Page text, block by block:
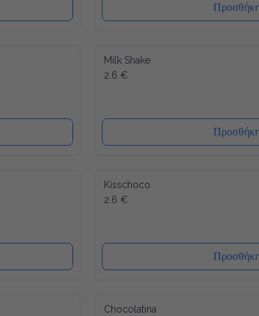
Προσθήκη
Milk Shake
2.6 €
Προσθήκη
Kisschoco
2.6 €
Προσθήκη
Chocolatina